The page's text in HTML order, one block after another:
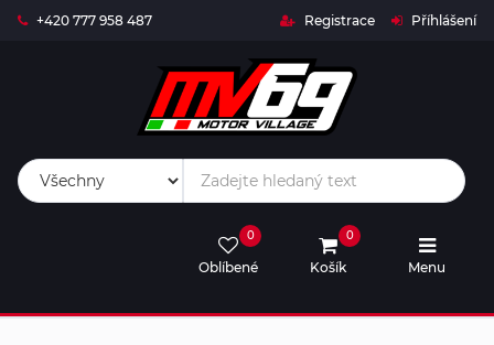
+420 777 958 487 Registrace Příhlášení
Oblíbené
0
Košík
0
Menu
SHOP